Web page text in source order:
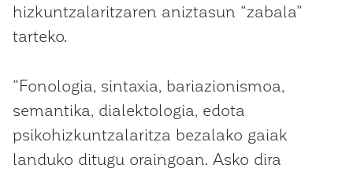
hizkuntzalaritzaren aniztasun “zabala”
tarteko.
“Fonologia, sintaxia, bariazionismoa,
semantika, dialektologia, edota
psikohizkuntzalaritza bezalako gaiak
landuko ditugu oraingoan. Asko dira